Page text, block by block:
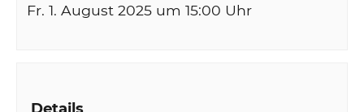
Fr. 1. August 2025 um 15:00 Uhr